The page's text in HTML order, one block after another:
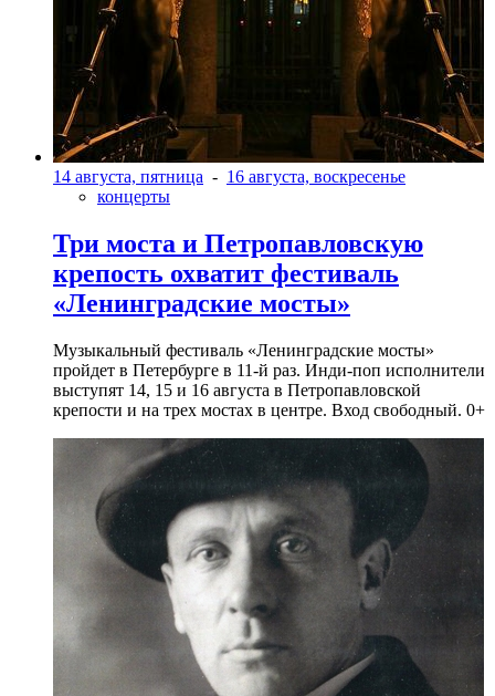
14 августа, пятница - 16 августа, воскресенье
концерты
Три моста и Петропавловскую
крепость охватит фестиваль
«Ленинградские мосты»
Музыкальный фестиваль «Ленинградские мосты»
пройдет в Петербурге в 11-й раз. Инди-поп исполнители
выступят 14, 15 и 16 августа в Петропавловской
крепости и на трех мостах в центре. Вход свободный. 0+